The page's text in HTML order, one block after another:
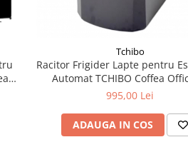
Tchibo
Racitor Frigider Lapte pentru
Automat TCHIBO Coffea
995,00 Lei
ADAUGA IN COS